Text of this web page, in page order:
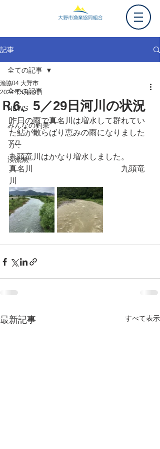
記事
全ての記事
NEWS
みんなの釣果
アユ
渓流魚
全ての記事
Ｒ6、5／29日河川の状況
漁協04 大野市
2024年5月29日
昨日の雨で真名川は増水して群れてい
た鮎が散らばり恵みの雨になりました
が、
九頭竜川はかなり増水しました。
真名川　　　　　　　　　　　九頭竜
川
最新記事 すべて表示